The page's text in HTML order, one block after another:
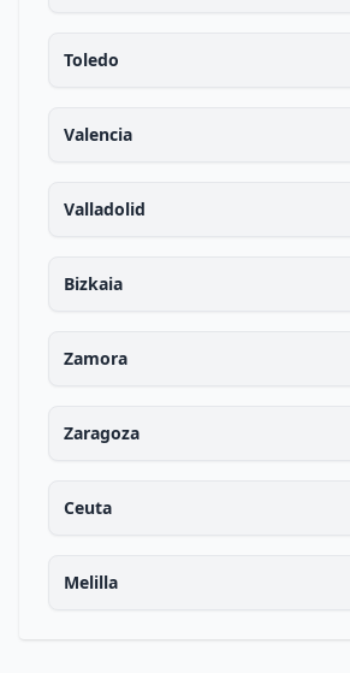
Toledo
Valencia
Valladolid
Bizkaia
Zamora
Zaragoza
Ceuta
Melilla